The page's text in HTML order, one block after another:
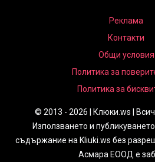
Реклама
Контакти
Общи условия
Политика за
Политика за
© 2013 - 2026 | Клюки.ws |
Използването и
съдържание на Kliuki.ws без
Асмара ЕООД е